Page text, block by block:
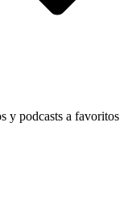
y podcasts a favoritos